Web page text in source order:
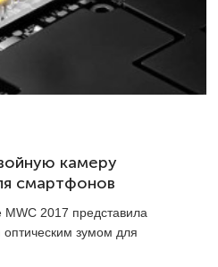
камеру
смартфонов
2017 представила
оптическим зумом для